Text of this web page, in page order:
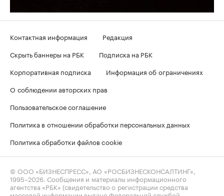
Контактная информация
Редакция
Скрыть баннеры на РБК
Подписка на РБК
Корпоративная подписка
Информация об ограничениях
О соблюдении авторских прав
Пользовательское соглашение
Политика в отношении обработки персональных данных
Политика обработки файлов cookie
© ООО «БИЗНЕСПРЕСС», АО «РОСБИЗНЕСКОНСАЛТИНГ»,
1995–2026 . Сообщения и материалы информационного
агентства «РБК» (свидетельство о регистрации средства